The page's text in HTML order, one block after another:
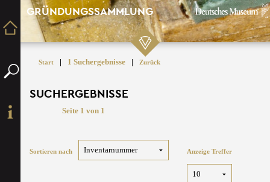
GRÜNDUNGSSAMMLUNG
Start | 1 Suchergebnisse | Zurück
SUCHERGEBNISSE
Seite 1 von 1
Sortieren nach Anzeige Treffer